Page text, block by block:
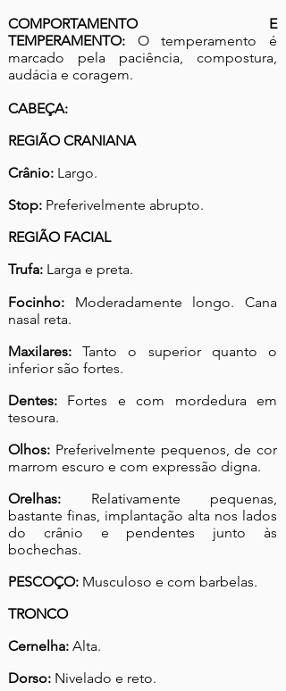
COMPORTAMENTO E
TEMPERAMENTO: O temperamento é
marcado pela paciência, compostura,
audácia e coragem.
CABEÇA:
REGIÃO CRANIANA
Crânio: Largo.
Stop: Preferivelmente abrupto.
REGIÃO FACIAL
Trufa: Larga e preta.
Focinho: Moderadamente longo. Cana
nasal reta.
Maxilares: Tanto o superior quanto o
inferior são fortes.
Dentes: Fortes e com mordedura em
tesoura.
Olhos: Preferivelmente pequenos, de cor
marrom escuro e com expressão digna.
Orelhas: Relativamente pequenas,
bastante finas, implantação alta nos lados
do crânio e pendentes junto às
bochechas.
PESCOÇO: Musculoso e com barbelas.
TRONCO
Cernelha: Alta.
Dorso: Nivelado e reto.